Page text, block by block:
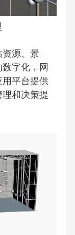
资源、景
字化，网
平台提供
和决策提